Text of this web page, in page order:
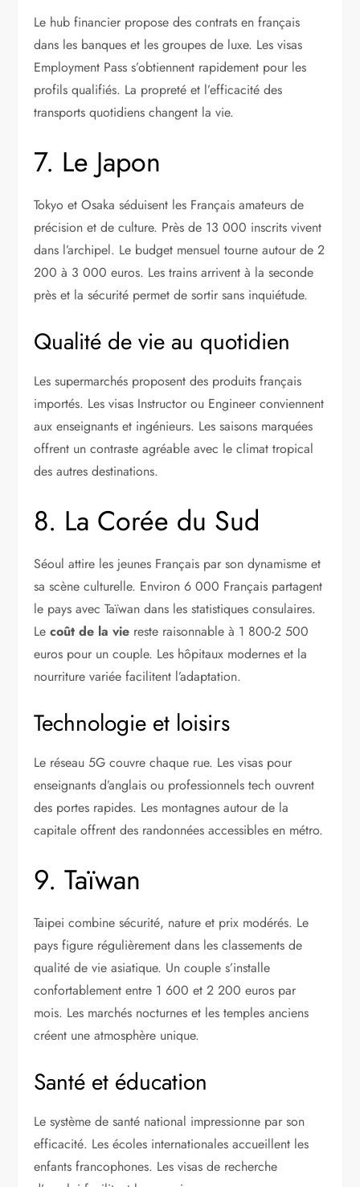
Le hub financier propose des contrats en français
dans les banques et les groupes de luxe. Les visas
Employment Pass s’obtiennent rapidement pour les
profils qualifiés. La propreté et l’efficacité des
transports quotidiens changent la vie.
7. Le Japon
Tokyo et Osaka séduisent les Français amateurs de
précision et de culture. Près de 13 000 inscrits vivent
dans l’archipel. Le budget mensuel tourne autour de 2
200 à 3 000 euros. Les trains arrivent à la seconde
près et la sécurité permet de sortir sans inquiétude.
Qualité de vie au quotidien
Les supermarchés proposent des produits français
importés. Les visas Instructor ou Engineer conviennent
aux enseignants et ingénieurs. Les saisons marquées
offrent un contraste agréable avec le climat tropical
des autres destinations.
8. La Corée du Sud
Séoul attire les jeunes Français par son dynamisme et
sa scène culturelle. Environ 6 000 Français partagent
le pays avec Taïwan dans les statistiques consulaires.
Lecoût de la vie reste raisonnable à 1 800-2 500
euros pour un couple. Les hôpitaux modernes et la
nourriture variée facilitent l’adaptation.
Technologie et loisirs
Le réseau 5G couvre chaque rue. Les visas pour
enseignants d’anglais ou professionnels tech ouvrent
des portes rapides. Les montagnes autour de la
capitale offrent des randonnées accessibles en métro.
9. Taïwan
Taipei combine sécurité, nature et prix modérés. Le
pays figure régulièrement dans les classements de
qualité de vie asiatique. Un couple s’installe
confortablement entre 1 600 et 2 200 euros par
mois. Les marchés nocturnes et les temples anciens
créent une atmosphère unique.
Santé et éducation
Le système de santé national impressionne par son
efficacité. Les écoles internationales accueillent les
enfants francophones. Les visas de recherche